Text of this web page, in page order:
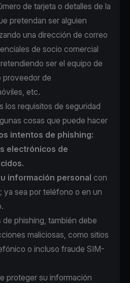
de tarjeta o detalles de la
pretendan ser alguien
una dirección de correo
de socio comercial
ser el equipo de
proveedor de
etc.
los requisitos de seguridad
cosas que puede hacer
intentos de phishing:
electrónicos de
información personal con
ya sea por teléfono o en un
phishing, también debe
maliciosas, como sitios
o incluso fraude SIM-
proteger su información